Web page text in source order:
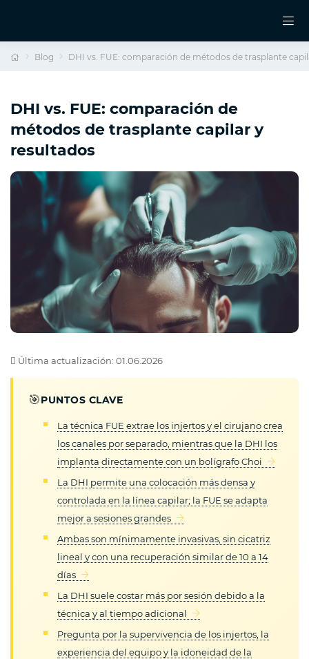
Blog DHI vs. FUE: comparación de métodos de trasplante
DHI vs. FUE: comparación de
métodos de trasplante capilar y
resultados
Última actualización: 01.06.2026
🎯PUNTOS CLAVE
La técnica FUE extrae los injertos y el cirujano crea
los canales por separado, mientras que la DHI los
implanta directamente con un bolígrafo Choi
La DHI permite una colocación más densa y
controlada en la línea capilar; la FUE se adapta
mejor a sesiones grandes
Ambas son mínimamente invasivas, sin cicatriz
lineal y con una recuperación similar de 10 a 14
días
La DHI suele costar más por sesión debido a la
técnica y al tiempo adicional
Pregunta por la supervivencia de los injertos, la
experiencia del equipo y la idoneidad de la